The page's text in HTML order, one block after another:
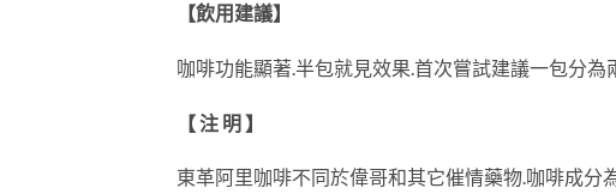
【飲用建議】
咖啡功能顯著.半包就見效果.首次嘗試建議一包分
【 注 明 】
東革阿里咖啡不同於偉哥和其它催情藥物.咖啡成